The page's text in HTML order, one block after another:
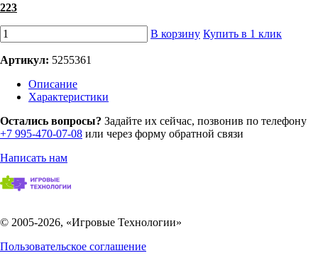
223
В корзину Купить в 1 клик
Артикул: 5255361
Описание
Характеристики
Остались вопросы? Задайте их сейчас, позвонив по телефону
+7 995-470-07-08 или через форму обратной связи
Написать нам
© 2005-2026, «Игровые Технологии»
Пользовательское соглашение